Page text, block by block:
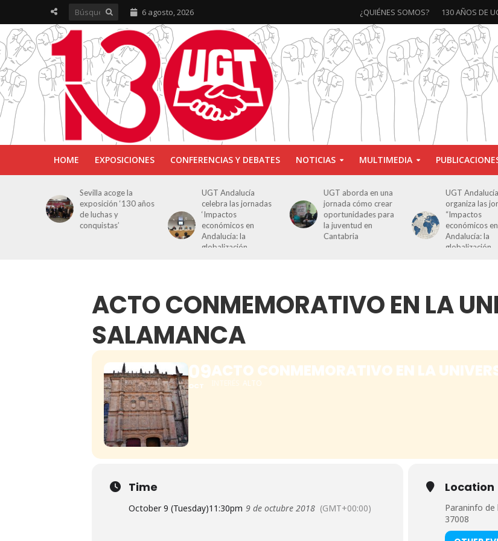
6 agosto, 2026 ¿QUIÉNES SOMOS? 130 AÑOS DE
HOME EXPOSICIONES CONFERENCIAS Y DEBATES NOTICIAS MULTIMEDIA
Sevilla acoge la
exposición ‘130 años
de luchas y
conquistas’
UGT Andalucía
celebra las jornadas
‘Impactos
económicos en
Andalucía: la
globalización
UGT aborda en una
jornada cómo crear
oportunidades para
la juventud en
Cantabria
UGT Andalucía
organiza las
“Impactos
económicos en
Andalucía: la
globalización
ACTO CONMEMORATIVO EN LA
SALAMANCA
09
OCT
ACTO CONMEMORATIVO EN LA
ALTO
Time
October 9 (Tuesday)11:30pm 9 de octubre 2018 (GMT+00:00)
Location
Paraninfo de
37008